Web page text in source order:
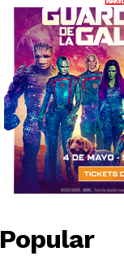
Popular